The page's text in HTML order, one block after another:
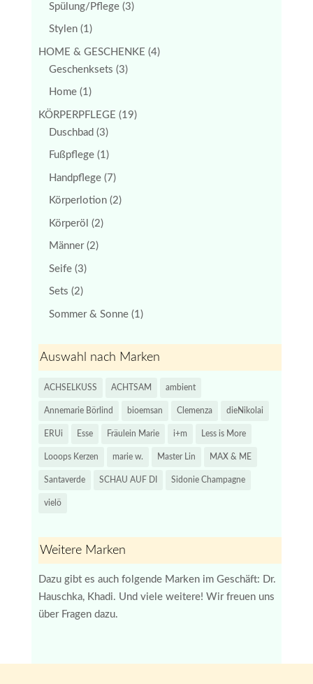
Spülung/Pflege (3)
Stylen (1)
HOME & GESCHENKE (4)
Geschenksets (3)
Home (1)
KÖRPERPFLEGE (19)
Duschbad (3)
Fußpflege (1)
Handpflege (7)
Körperlotion (2)
Körperöl (2)
Männer (2)
Seife (3)
Sets (2)
Sommer & Sonne (1)
Auswahl nach Marken
ACHSELKUSS ACHTSAM ambient
Annemarie Börlind bioemsan Clemenza dieNikolai
ERUi Esse Fräulein Marie i+m Less is More
Looops Kerzen marie w. Master Lin MAX & ME
Santaverde SCHAU AUF DI Sidonie Champagne
vielö
Weitere Marken
Dazu gibt es auch folgende Marken im Geschäft: Dr.
Hauschka, Khadi. Und viele weitere! Wir freuen uns
über Fragen dazu.